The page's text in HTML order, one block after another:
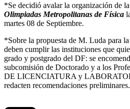
*Se decidió avalar la organización de
Olimpiadas Metropolitanas de Física
martes 08 de Septiembre.
*Sobre la propuesta de M. Luda para
deben cumplir las instituciones que
grado y postgrado del DF: se
subcomisión de Doctorado y a los
DE LICENCIATURA y
redacten recomendaciones preliminares.